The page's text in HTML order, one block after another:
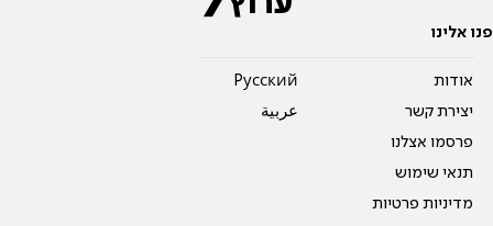
פנו אלינו
אודות
יצירת קשר
פרסמו אצלנו
תנאי שימוש
מדיניות פרטיות
Pусский
عربية